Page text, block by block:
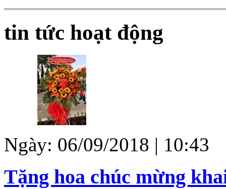
tin tức hoạt động
Ngày: 06/09/2018 | 10:43
Tặng hoa chúc mừng